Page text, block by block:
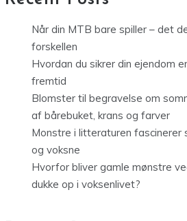
Når din MTB bare spiller – det
forskellen
Hvordan du sikrer din ejendom
fremtid
Blomster til begravelse om
af bårebuket, krans og farver
Monstre i litteraturen fascinerer
og voksne
Hvorfor bliver gamle mønstre
dukke op i voksenlivet?